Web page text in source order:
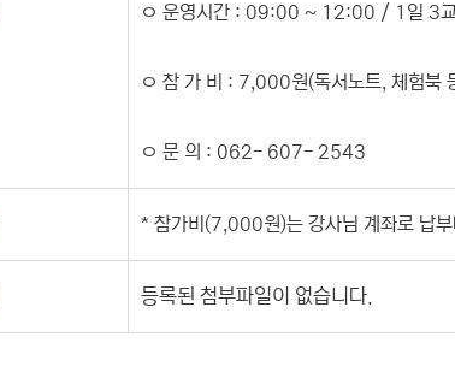
ㅇ 운영시간 : 09:00 ~ 12:00 / 1일 3
ㅇ 참 가 비 : 7,000원(독서노트, 체험북
ㅇ 문 의 : 062- 607- 2543
* 참가비(7,000원)는 강사님 계좌로 납
등록된 첨부파일이 없습니다.